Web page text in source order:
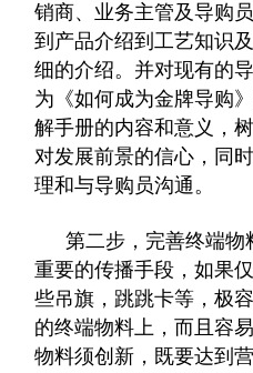
销商、业务主管及导购
到产品介绍到工艺知识
细的介绍。并对现有的
为《如何成为金牌导购
解手册的内容和意义，
对发展前景的信心，同
理和与导购员沟通。
第二步，完善终端物
重要的传播手段，如果
些吊旗，跳跳卡等，极
的终端物料上，而且容
物料须创新，既要达到